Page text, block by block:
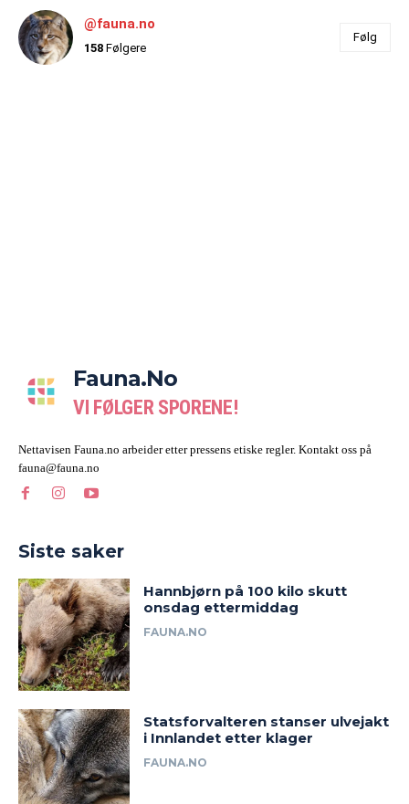
@fauna.no
158 Følgere
Følg
Fauna.no
VI FØLGER SPORENE!
Nettavisen Fauna.no arbeider etter pressens etiske regler. Kontakt oss på
fauna@fauna.no
Siste saker
Hannbjørn på 100 kilo skutt
onsdag ettermiddag
FAUNA.NO
Statsforvalteren stanser ulvejakt
i Innlandet etter klager
FAUNA.NO